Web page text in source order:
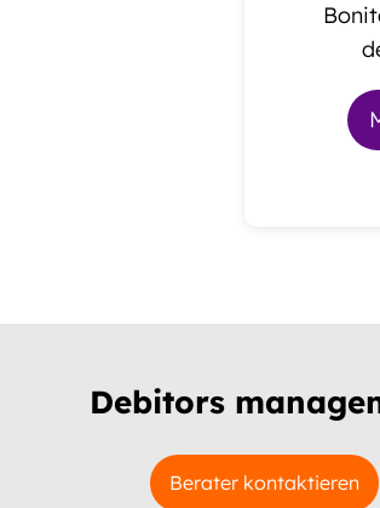
Debitors
Berater kontaktieren